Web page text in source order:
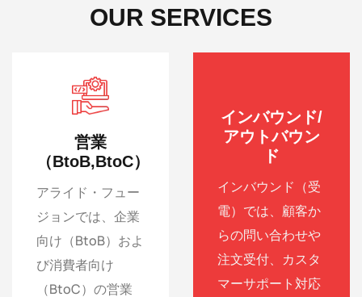
OUR SERVICES
営業
（BtoB,BtoC）
アライド・フュー
ジョンでは、企業
向け（BtoB）およ
び消費者向け
（BtoC）の営業
インバウンド/
アウトバウン
ド
インバウンド（受
電）では、顧客か
らの問い合わせや
注文受付、カスタ
マーサポート対応